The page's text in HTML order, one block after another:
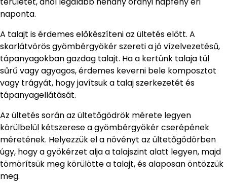
naponta.
A talajt is érdemes előkészíteni az ültetés előtt. A
skarlátvörös gyömbérgyökér szereti a jó vízelvezetésű,
tápanyagokban gazdag talajt. Ha a kertünk talaja túl
sűrű vagy agyagos, érdemes keverni bele komposztot
vagy trágyát, hogy javítsuk a talaj szerkezetét és
tápanyagellátását.
Az ültetés során az ültetőgödrök mérete legyen
körülbelül kétszerese a gyömbérgyökér cserépének
méretének. Helyezzük el a növényt az ültetőgödörben
úgy, hogy a gyökérzet alja a talajszint alatt legyen, majd
tömörítsük meg körülötte a talajt, és alaposan öntözzük
meg.